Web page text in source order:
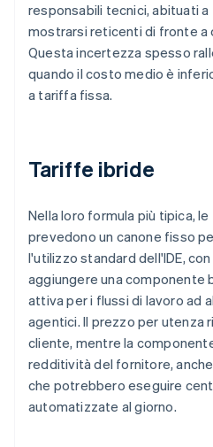
responsabili tecnici, abituati
mostrarsi reticenti di fronte a
Questa incertezza spesso
quando il costo medio è
a tariffa fissa.
Tariffe ibride
Nella loro formula più tipica, le
prevedono un canone fisso
l'utilizzo standard dell'IDE,
aggiungere una componente
attiva per i flussi di lavoro ad
agentici. Il prezzo per utenza
cliente, mentre la
redditività del fornitore,
che potrebbero eseguire
automatizzate al giorno.